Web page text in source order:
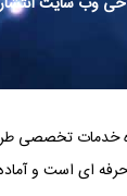
خدمات تخصصی
ای است و